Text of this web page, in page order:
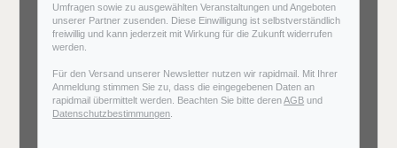
Umfragen sowie zu ausgewählten Veranstaltungen und Angeboten
unserer Partner zusenden. Diese Einwilligung ist selbstverständlich
freiwillig und kann jederzeit mit Wirkung für die Zukunft widerrufen
werden.
Für den Versand unserer Newsletter nutzen wir rapidmail. Mit Ihrer
Anmeldung stimmen Sie zu, dass die eingegebenen Daten an
rapidmail übermittelt werden. Beachten Sie bitte derenAGB und
Datenschutzbestimmungen